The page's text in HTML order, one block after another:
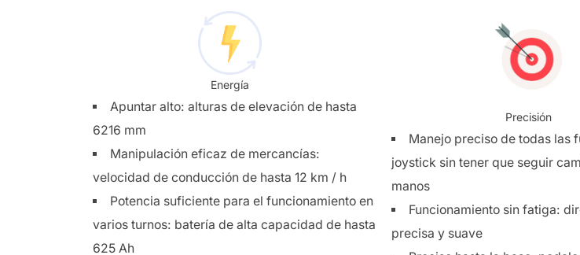
Energía
Apuntar alto: alturas de elevación de hasta
6216 mm
Manipulación eficaz de mercancías:
velocidad de conducción de hasta 12 km / h
Potencia suficiente para el funcionamiento en
varios turnos: batería de alta capacidad de hasta
625 Ah
Precisión
Manejo preciso de todas las
joystick sin tener que seguir
manos
Funcionamiento sin fatiga:
precisa y suave